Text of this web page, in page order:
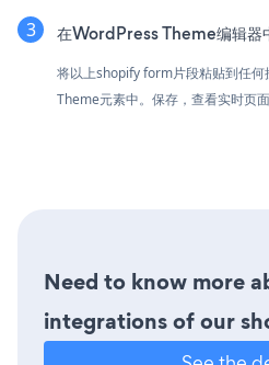
在WordPress Theme编辑器
将以上shopify form片段粘贴到任
Theme元素中。保存，查看实时页
Need to know more
integrations of our